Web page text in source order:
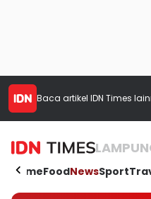
Baca artikel IDN Times
HomeFoodNewsSport